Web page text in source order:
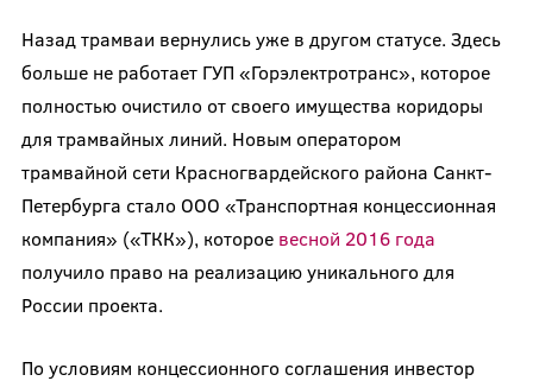
Назад трамваи вернулись уже в другом статусе. Здесь
больше не работает ГУП «Горэлектротранс», которое
полностью очистило от своего имущества коридоры
для трамвайных линий. Новым оператором
трамвайной сети Красногвардейского района Санкт-
Петербурга стало ООО «Транспортная концессионная
компания» («ТКК»), которое весной 2016 года
получило право на реализацию уникального для
России проекта.
По условиям концессионного соглашения инвестор